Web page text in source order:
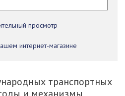
просмотр
интернет-магазине
транспортных
и механизмы